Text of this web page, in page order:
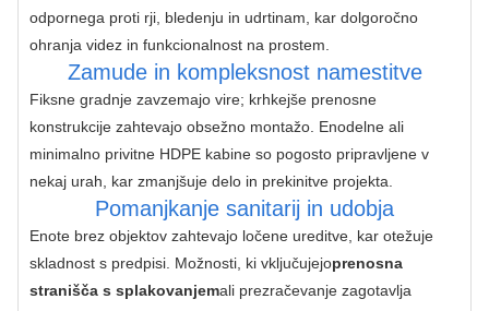
odpornega proti rji, bledenju in udrtinam, kar dolgoročno
ohranja videz in funkcionalnost na prostem.
Zamude in kompleksnost namestitve
Fiksne gradnje zavzemajo vire; krhkejše prenosne
konstrukcije zahtevajo obsežno montažo. Enodelne ali
minimalno privitne HDPE kabine so pogosto pripravljene v
nekaj urah, kar zmanjšuje delo in prekinitve projekta.
Pomanjkanje sanitarij in udobja
Enote brez objektov zahtevajo ločene ureditve, kar otežuje
skladnost s predpisi. Možnosti, ki vključujejoprenosna
stranišča s splakovanjemali prezračevanje zagotavlja